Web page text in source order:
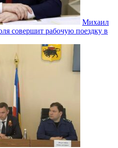
Михаил
совершит рабочую поездку в